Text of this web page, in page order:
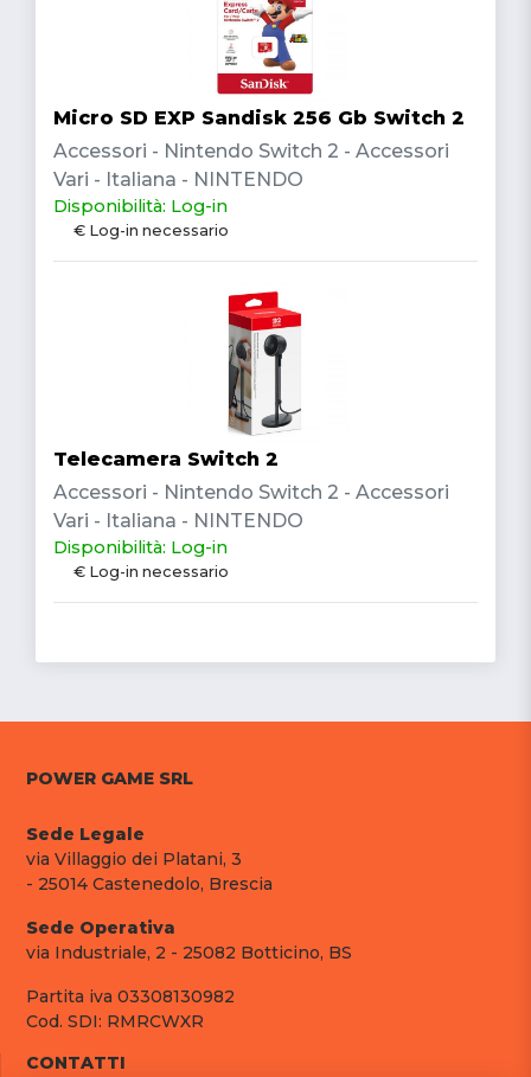
Micro SD EXP Sandisk 256 Gb Switch 2
Accessori - Nintendo Switch 2 - Accessori
Vari - Italiana - NINTENDO
Disponibilità: Log-in
€ Log-in necessario
Telecamera Switch 2
Accessori - Nintendo Switch 2 - Accessori
Vari - Italiana - NINTENDO
Disponibilità: Log-in
€ Log-in necessario
POWER GAME SRL
Sede Legale
via Villaggio dei Platani, 3
- 25014 Castenedolo, Brescia
Sede Operativa
via Industriale, 2 - 25082 Botticino, BS
Partita iva 03308130982
Cod. SDI: RMRCWXR
CONTATTI